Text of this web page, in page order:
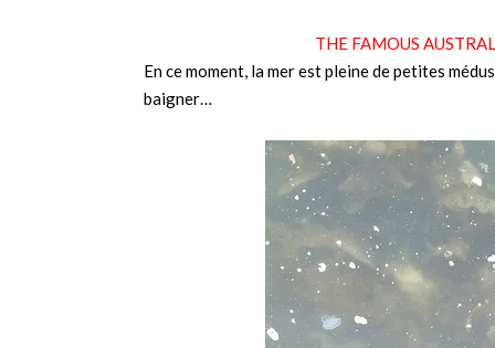
THE FAMOUS
En ce moment, la mer est pleine de petites
baigner…